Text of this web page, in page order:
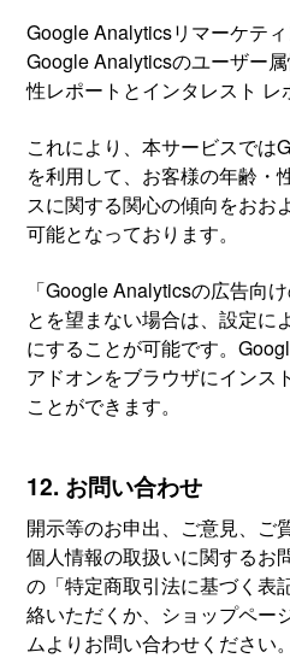
Google Analyticsリマーケテ
Google Analyticsのユーザー
性レポートとインタレスト レ
これにより、本サービスでは
を利用して、お客様の年齢・
スに関する関心の傾向をおお
可能となっております。
「Google Analyticsの広告向
とを望まない場合は、設定に
にすることが可能です。
アドオンをブラウザにインス
ことができます。
12. お問い合わせ
開示等のお申出、ご意見、ご
個人情報の取扱いに関するお
の「特定商取引法に基づく表
絡いただくか、ショップペー
ムよりお問い合わせください。